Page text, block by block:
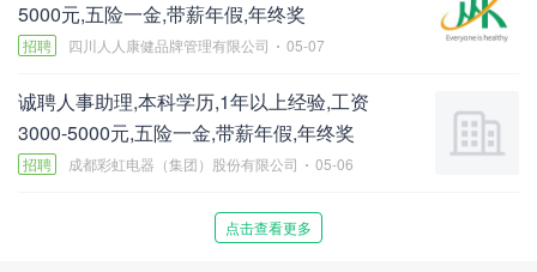
5000元,五险一金,带薪年假,年终奖
招聘 四川人人康健品牌管理有限公司 05-07
诚聘人事助理,本科学历,1年以上经验,工资
3000-5000元,五险一金,带薪年假,年终奖
招聘 成都彩虹电器（集团）股份有限公司 05-06
点击查看更多